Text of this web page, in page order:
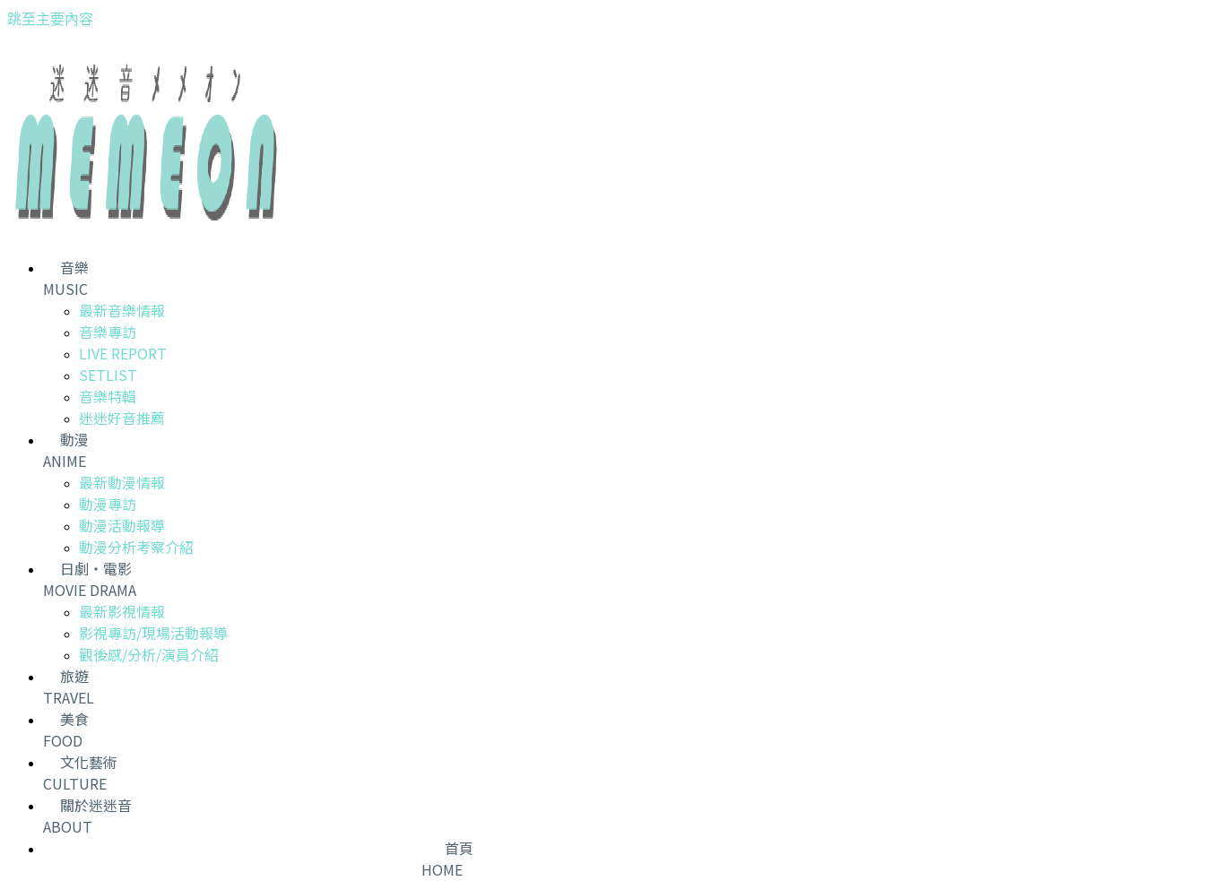
跳至主要內容
音樂
MUSIC
最新音樂情報
音樂專訪
LIVE REPORT
SETLIST
音樂特輯
迷迷好音推薦
動漫
ANIME
最新動漫情報
動漫專訪
動漫活動報導
動漫分析考察介紹
日劇・電影
MOVIE DRAMA
最新影視情報
影視專訪/現場活動報導
觀後感/分析/演員介紹
旅遊
TRAVEL
美食
FOOD
文化藝術
CULTURE
關於迷迷音
ABOUT
首頁
HOME